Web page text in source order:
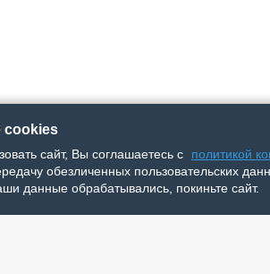
cookies
сайт, Вы соглашаетесь с
политикой
обезличенных пользовательских
данные обрабатывались, покиньте сайт.